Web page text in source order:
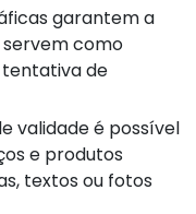
como
de
e produtos
textos ou fotos